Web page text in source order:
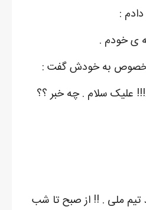
:
ی خودم .
به خودش گفت :
علیک سلام . چه خبر ؟؟
تیم ملی . !! از صبح تا شب